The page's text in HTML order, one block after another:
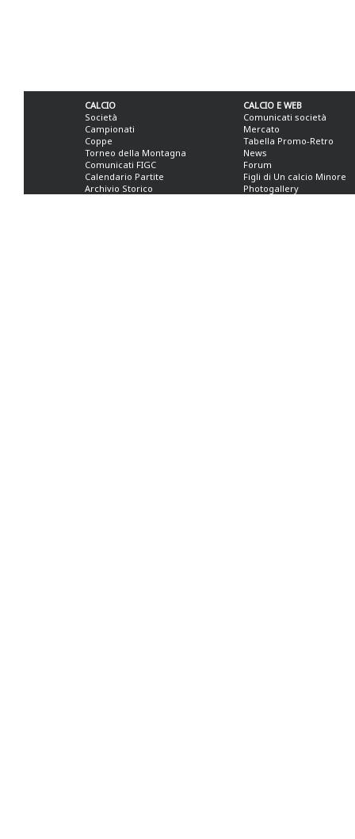
CALCIO
Società
Campionati
Coppe
Torneo della Montagna
Comunicati FIGC
Calendario Partite
Archivio Storico
CALCIO E WEB
Comunicati società
Mercato
Tabella Promo-Retro
News
Forum
Figli di Un calcio Minore
Photogallery